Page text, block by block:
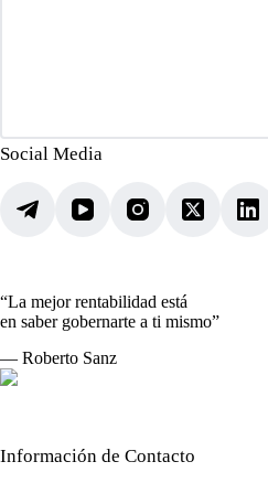
Social Media
“La mejor rentabilidad está
en saber gobernarte a ti mismo”
— Roberto Sanz
Información de Contacto